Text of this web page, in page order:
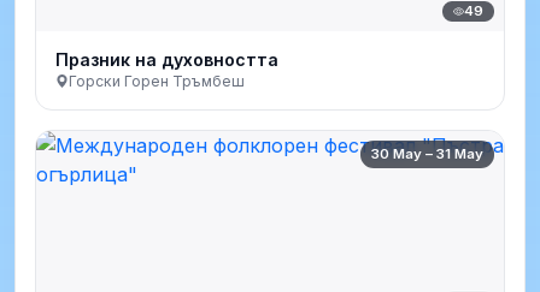
49
Празник на духовността
Горски Горен Тръмбеш
30 May – 31 May